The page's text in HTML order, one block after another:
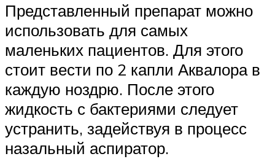
Представленный препарат можно
использовать для самых
маленьких пациентов. Для этого
стоит вести по 2 капли Аквалора в
каждую ноздрю. После этого
жидкость с бактериями следует
устранить, задействуя в процесс
назальный аспиратор.